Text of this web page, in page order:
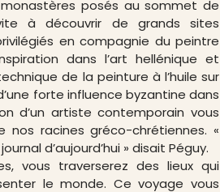
posés au sommet de
à découvrir de grands sites
en compagnie du peintre
dans l’art hellénique et
de la peinture à l’huile sur
forte influence byzantine dans
d’un artiste contemporain vous
racines gréco-chrétiennes. «
d’aujourd’hui » disait Péguy.
vous traverserez des lieux qui
le monde. Ce voyage vous